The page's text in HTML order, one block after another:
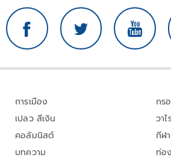
การเมือง
เปลว สีเงิน
คอลัมนิสต์
บทความ
กร
วา
กีฬา
ท่อ